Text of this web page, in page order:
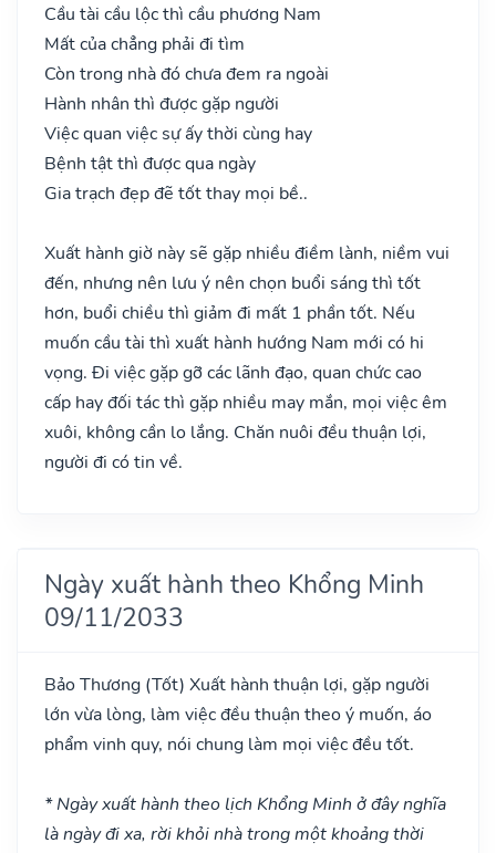
Cầu tài cầu lộc thì cầu phương Nam
Mất của chẳng phải đi tìm
Còn trong nhà đó chưa đem ra ngoài
Hành nhân thì được gặp người
Việc quan việc sự ấy thời cùng hay
Bệnh tật thì được qua ngày
Gia trạch đẹp đẽ tốt thay mọi bề..
Xuất hành giờ này sẽ gặp nhiều điềm lành, niềm vui
đến, nhưng nên lưu ý nên chọn buổi sáng thì tốt
hơn, buổi chiều thì giảm đi mất 1 phần tốt. Nếu
muốn cầu tài thì xuất hành hướng Nam mới có hi
vọng. Đi việc gặp gỡ các lãnh đạo, quan chức cao
cấp hay đối tác thì gặp nhiều may mắn, mọi việc êm
xuôi, không cần lo lắng. Chăn nuôi đều thuận lợi,
người đi có tin về.
Ngày xuất hành theo Khổng Minh
09/11/2033
Bảo Thương (Tốt) Xuất hành thuận lợi, gặp người
lớn vừa lòng, làm việc đều thuận theo ý muốn, áo
phẩm vinh quy, nói chung làm mọi việc đều tốt.
* Ngày xuất hành theo lịch Khổng Minh ở đây nghĩa
là ngày đi xa, rời khỏi nhà trong một khoảng thời